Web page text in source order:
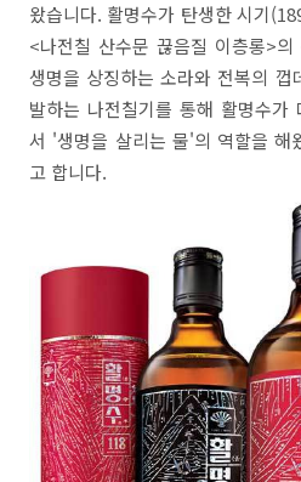
왔습니다. 활명수가 탄생한 시기
<나전칠 산수문 끊음질 이층롱>
생명을 상징하는 소라와 전복의 껍
발하는 나전칠기를 통해 활명수가
서 '생명을 살리는 물'의 역할을 해
고 합니다.